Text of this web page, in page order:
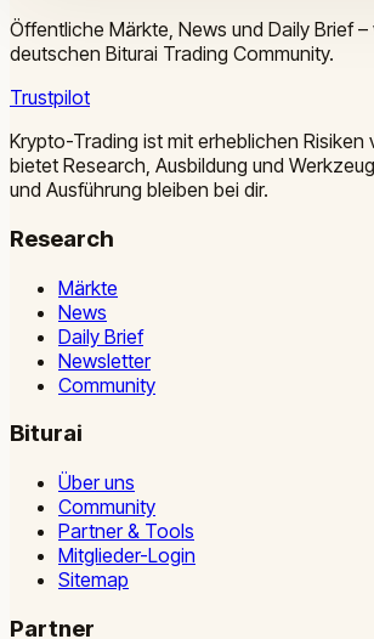
Öffentliche Märkte, News und Daily Brief
deutschen Biturai Trading Community.
Trustpilot
Krypto-Trading ist mit erheblichen Risiken
bietet Research, Ausbildung und
und Ausführung bleiben bei dir.
Research
Märkte
News
Daily Brief
Newsletter
Community
Biturai
Über uns
Community
Partner & Tools
Mitglieder-Login
Sitemap
Partner